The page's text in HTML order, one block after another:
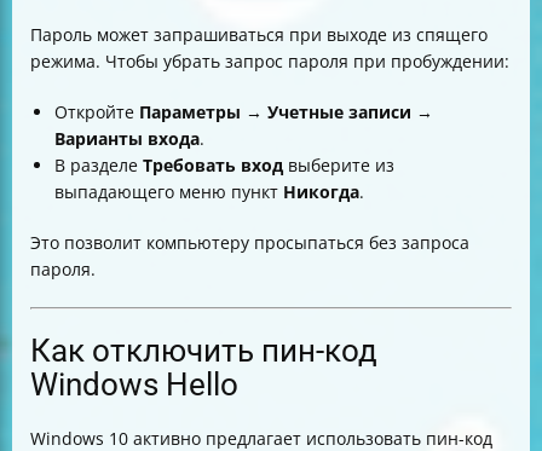
Пароль может запрашиваться при выходе из спящего
режима. Чтобы убрать запрос пароля при пробуждении:
Откройте Параметры → Учетные записи →
Варианты входа.
В разделе Требовать вход выберите из
выпадающего меню пункт Никогда.
Это позволит компьютеру просыпаться без запроса
пароля.
Как отключить пин-код
Windows Hello
Windows 10 активно предлагает использовать пин-код